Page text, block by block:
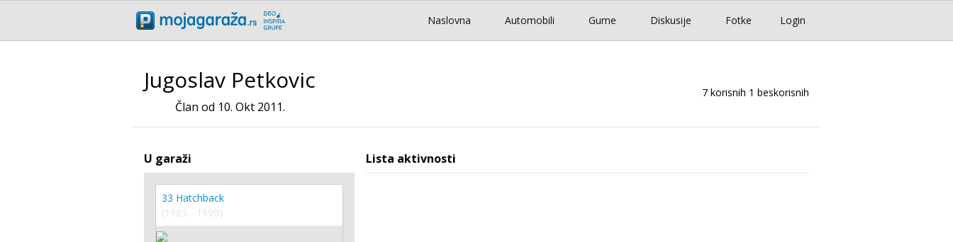
Login
Naslovna Automobili Gume Diskusije Fotke
Jugoslav Petkovic
Član od 10. Okt 2011.
7 korisnih 1 beskorisnih
U garaži
33 Hatchback
(1983 - 1990)
Lista aktivnosti